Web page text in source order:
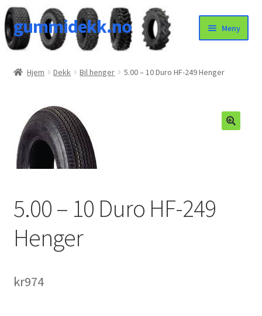
Hopp
til
navigasjon
Hopp
til
innhold
gummidekk.no Meny
Hjem Dekk Bil henger 5.00 – 10 Duro HF-249 Henger
5.00 – 10 Duro HF-249
Henger
kr974